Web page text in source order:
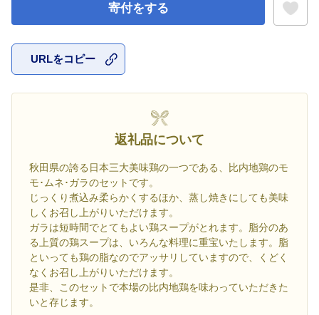
寄付をする
URLをコピー
返礼品について
秋田県の誇る日本三大美味鶏の一つである、比内地鶏のモ
モ･ムネ･ガラのセットです。
じっくり煮込み柔らかくするほか、蒸し焼きにしても美味
しくお召し上がりいただけます。
ガラは短時間でとてもよい鶏スープがとれます。脂分のあ
る上質の鶏スープは、いろんな料理に重宝いたします。脂
といっても鶏の脂なのでアッサリしていますので、くどく
なくお召し上がりいただけます。
是非、このセットで本場の比内地鶏を味わっていただきた
いと存じます。